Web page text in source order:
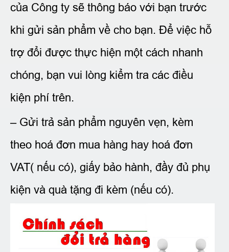
của Công ty sẽ thông báo với bạn trước
khi gửi sản phẩm về cho bạn. Để việc hỗ
trợ đổi được thực hiện một cách nhanh
chóng, bạn vui lòng kiểm tra các điều
kiện phí trên.
– Gửi trả sản phẩm nguyên vẹn, kèm
theo hoá đơn mua hàng hay hoá đơn
VAT( nếu có), giấy bảo hành, đầy đủ phụ
kiện và quà tặng đi kèm (nếu có).